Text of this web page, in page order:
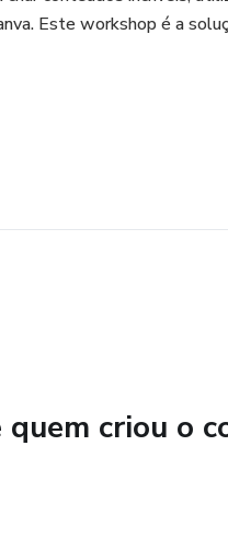
Este workshop é a
quem criou o